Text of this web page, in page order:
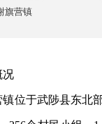
旗营镇
于武陟县东北部